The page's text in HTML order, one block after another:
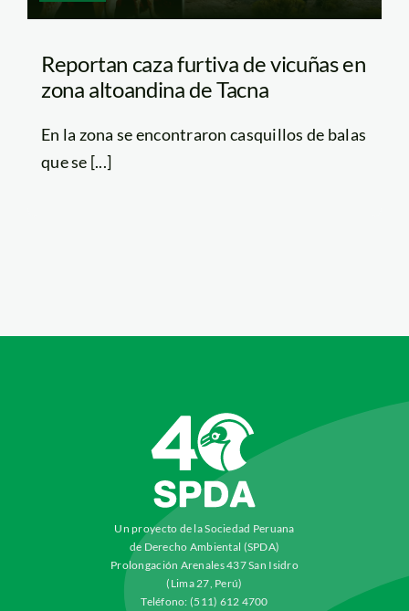
Reportan caza furtiva de vicuñas en
zona altoandina de Tacna
En la zona se encontraron casquillos de balas
que se [...]
Un proyecto de la Sociedad Peruana
de Derecho Ambiental (SPDA)
Prolongación Arenales 437 San Isidro
(Lima 27, Perú)
Teléfono: (511) 612 4700